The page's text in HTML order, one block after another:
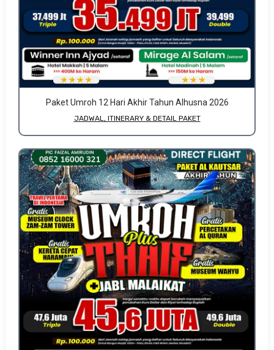
Paket Umroh 12 Hari Akhir Tahun Alhusna 2026
JADWAL, ITINERARY & DETAIL PAKET